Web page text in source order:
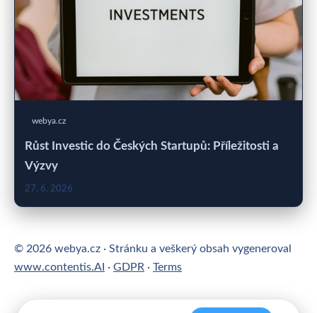
webya.cz
Růst Investic do Českých Startupů: Příležitosti a
Výzvy
27. 6. 2026
© 2026 webya.cz · Stránku a veškerý obsah vygeneroval
www.contentis.AI · GDPR · Terms